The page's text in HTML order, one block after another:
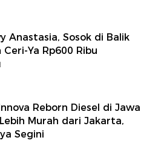
Anastasia, Sosok di Balik
Ceri-Ya Rp600 Ribu
Reborn Diesel di Jawa
Murah dari Jakarta,
Segini